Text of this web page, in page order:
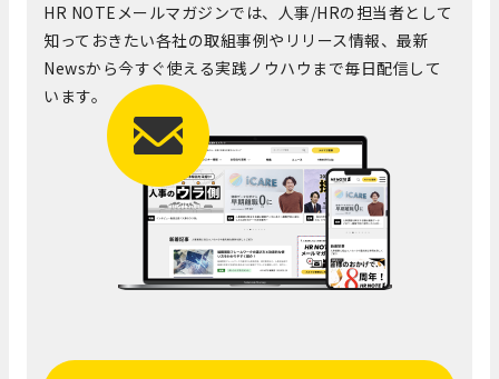
HR NOTEメールマガジンでは、人事/HRの担当者として
知っておきたい各社の取組事例やリリース情報、最新
Newsから今すぐ使える実践ノウハウまで毎日配信して
います。